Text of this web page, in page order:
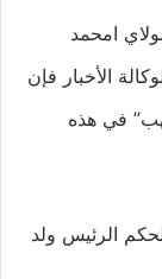
امحمد
الأخبار فإن
النهب” في هذه
الرئيس ولد